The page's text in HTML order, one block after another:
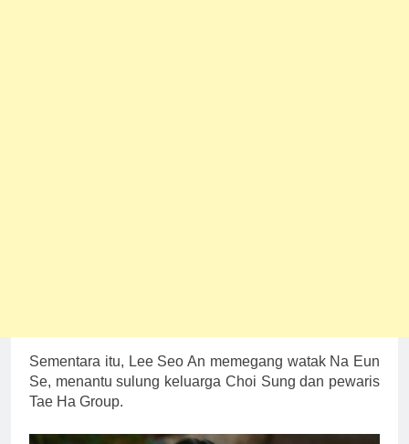
Sementara itu, Lee Seo An memegang watak Na Eun
Se, menantu sulung keluarga Choi Sung dan pewaris
Tae Ha Group.